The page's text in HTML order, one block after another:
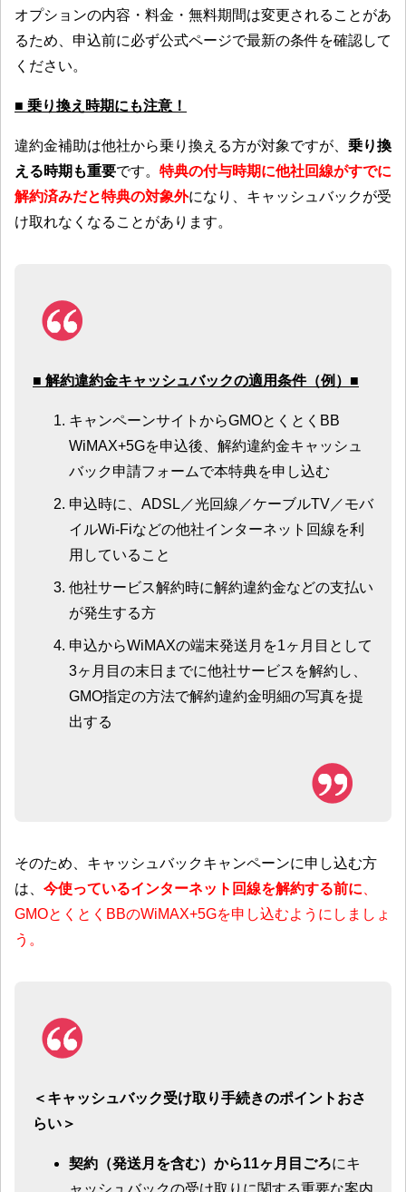
オプションの内容・料金・無料期間は変更されることがあ
るため、申込前に必ず公式ページで最新の条件を確認して
ください。
■ 乗り換え時期にも注意！
違約金補助は他社から乗り換える方が対象ですが、 乗り換
える時期も重要です。 特典の付与時期に他社回線がすでに
解約済みだと特典の対象外になり、キャッシュバックが受
け取れなくなることがあります。
■ 解約違約金キャッシュバックの適用条件（例）■
キャンペーンサイトからGMOとくとくBB
WiMAX+5Gを申込後、解約違約金キャッシュ
バック申請フォームで本特典を申し込む
申込時に、ADSL／光回線／ケーブルTV／モバ
イルWi-Fiなどの他社インターネット回線を利
用していること
他社サービス解約時に解約違約金などの支払い
が発生する方
申込からWiMAXの端末発送月を1ヶ月目として
3ヶ月目の末日までに他社サービスを解約し、
GMO指定の方法で解約違約金明細の写真を提
出する
そのため、キャッシュバックキャンペーンに申し込む方
は、 今使っているインターネット回線を解約する前に
GMOとくとくBBのWiMAX+5Gを申し込むようにしましょ
う。
＜キャッシュバック受け取り手続きのポイントおさ
らい＞
契約（発送月を含む）から11ヶ月目ごろにキ
ャッシュバックの受け取りに関する重要な案内